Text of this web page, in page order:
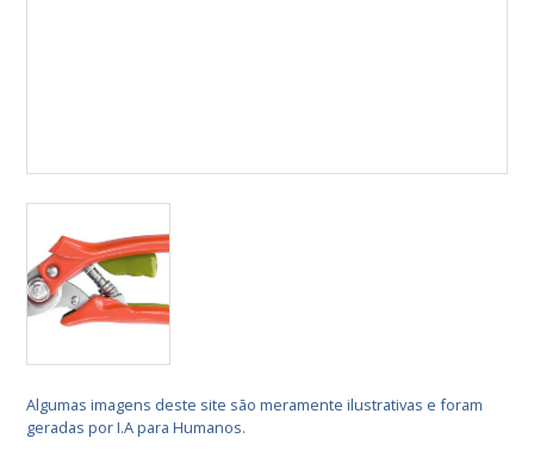
Algumas imagens deste site são meramente ilustrativas e foram
geradas por I.A para Humanos.